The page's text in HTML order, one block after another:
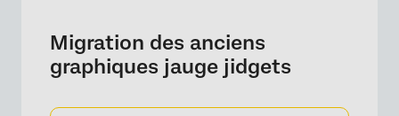
Migration des anciens
graphiques jauge jidgets